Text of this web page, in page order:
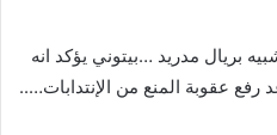
بريال مدريد …بيتوني يؤكد انه
عقوبة المنع من الإنتدابات…..